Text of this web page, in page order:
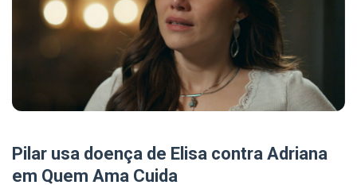
Pilar usa doença de Elisa contra Adriana
em Quem Ama Cuida